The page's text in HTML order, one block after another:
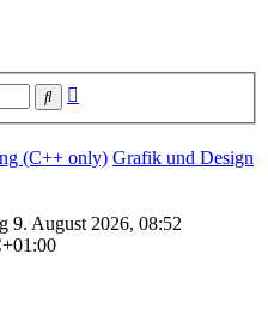
Suche
(C++ only) Grafik und Design
9. August 2026, 08:52